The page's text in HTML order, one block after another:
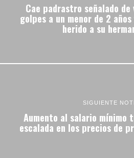
Cae padrastro señalado
golpes a un menor de 2
herido a su
SIGUIENTE
Aumento al salario mínimo
escalada en los precios de